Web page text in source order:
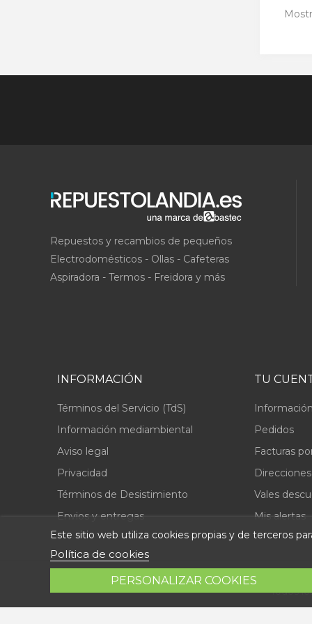
Repuestos y recambios de pequeños
Electrodomésticos - Ollas - Cafeteras
Aspiradora - Termos - Freidora y más
Este sitio web utiliza cookies propias y de terceros
Política de cookies
PERSONALIZAR COOKIES
INFORMACIÓN
Términos del Servicio (TdS)
Información mediambiental
Aviso legal
Privacidad
Términos de Desistimiento
Envios y entregas
TU
Pedidos
Facturas
Direcciones
Vales
Mis alertas
Todos